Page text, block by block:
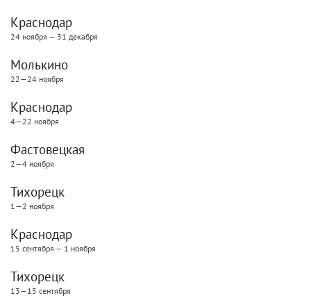
Краснодар
24 ноября — 31 декабря
Молькино
22—24 ноября
Краснодар
4—22 ноября
Фастовецкая
2—4 ноября
Тихорецк
1—2 ноября
Краснодар
15 сентября — 1 ноября
Тихорецк
13—15 сентября